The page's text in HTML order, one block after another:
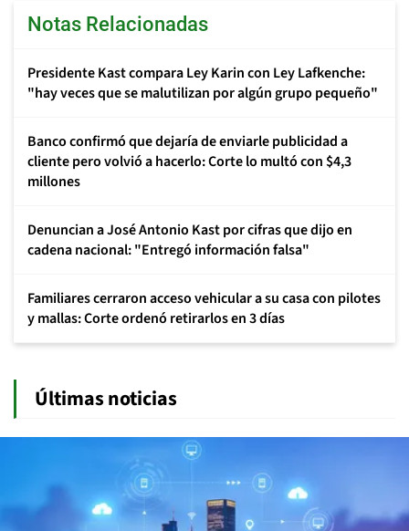
Notas Relacionadas
Presidente Kast compara Ley Karin con Ley Lafkenche:
"hay veces que se malutilizan por algún grupo pequeño"
Banco confirmó que dejaría de enviarle publicidad a
cliente pero volvió a hacerlo: Corte lo multó con $4,3
millones
Denuncian a José Antonio Kast por cifras que dijo en
cadena nacional: "Entregó información falsa"
Familiares cerraron acceso vehicular a su casa con pilotes
y mallas: Corte ordenó retirarlos en 3 días
Últimas noticias